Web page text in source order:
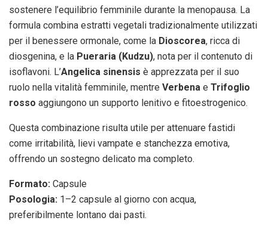
sostenere l’equilibrio femminile durante la menopausa. La
formula combina estratti vegetali tradizionalmente utilizzati
per il benessere ormonale, come la Dioscorea, ricca di
diosgenina, e la Pueraria (Kudzu), nota per il contenuto di
isoflavoni. L’Angelica sinensis è apprezzata per il suo
ruolo nella vitalità femminile, mentre Verbena e Trifoglio
rosso aggiungono un supporto lenitivo e fitoestrogenico.
Questa combinazione risulta utile per attenuare fastidi
come irritabilità, lievi vampate e stanchezza emotiva,
offrendo un sostegno delicato ma completo.
Formato: Capsule
Posologia: 1–2 capsule al giorno con acqua,
preferibilmente lontano dai pasti.